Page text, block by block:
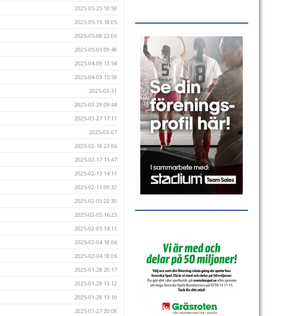
2025-05-25 10:50
2025-05-16 18:05
2025-05-08 22:06
2025-05-05 09:48
2025-04-09 13:54
2025-04-03 15:59
2025-03-31
2025-03-29 09:44
2025-03-27 17:11
2025-03-07
2025-02-18 23:06
2025-02-17 11:47
2025-02-13 14:11
2025-02-11 09:32
2025-02-05 22:30
2025-02-05 16:23
2025-02-05 14:11
2025-02-04 18:06
2025-02-04 18:06
2025-01-28 20:17
2025-01-28 13:12
2025-01-28 13:10
2025-01-27 20:08